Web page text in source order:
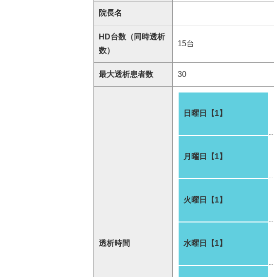
院長名
HD台数（同時透析
数）
15台
最大透析患者数 30
透析時間
日曜日【1】
月曜日【1】
火曜日【1】
水曜日【1】